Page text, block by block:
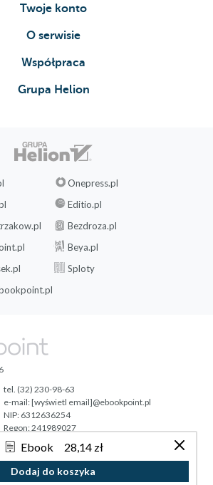
Ebook 28,14 zł
Dodaj do koszyka
Twoje konto
O serwisie
Współpraca
Grupa Helion
Onepress.pl
Editio.pl
Bezdroza.pl
Beya.pl
Sploty
Tonik.pl
tel. (32) 230-98-63
e-mail:[wyświetl email]@ebookpoint.pl
NIP: 6312636254
Regon: 241989027